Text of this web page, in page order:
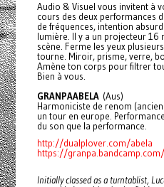
Audio & Visuel vous invitent à
cours des deux performances
de fréquences, intention
lumière. Il y a un projecteur 16
scène. Ferme les yeux
tourne. Miroir, prisme, verre,
Amène ton corps pour filtrer
Bien à vous.
GRANPAABELA(Aus)
Harmoniciste de renom
un tour en europe.
du son que la performance.
http://dualplover.com/abela
https://granpa.bandcamp.com/
Initially classed as a turntablist,